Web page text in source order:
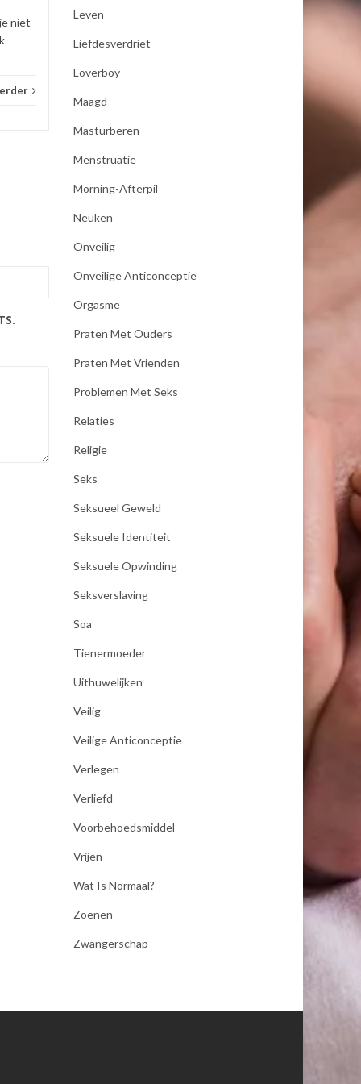
niet
Leven
Liefdesverdriet
Loverboy
Maagd
Masturberen
Menstruatie
Morning-Afterpil
Neuken
Onveilig
Onveilige Anticonceptie
Orgasme
Praten Met Ouders
Praten Met Vrienden
Problemen Met Seks
Relaties
Religie
Seks
Seksueel Geweld
Seksuele Identiteit
Seksuele Opwinding
Seksverslaving
Soa
Tienermoeder
Uithuwelijken
Veilig
Veilige Anticonceptie
Verlegen
Verliefd
Voorbehoedsmiddel
Vrijen
Wat Is Normaal?
Zoenen
Zwangerschap